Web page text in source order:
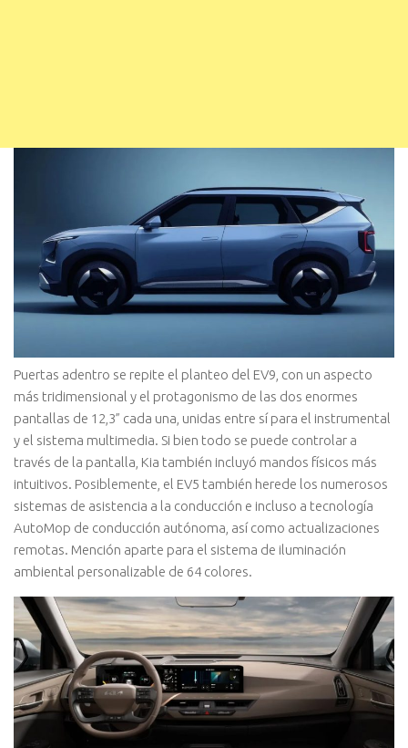
Puertas adentro se repite el planteo del EV9, con un aspecto
más tridimensional y el protagonismo de las dos enormes
pantallas de 12,3” cada una, unidas entre sí para el instrumental
y el sistema multimedia. Si bien todo se puede controlar a
través de la pantalla, Kia también incluyó mandos físicos más
intuitivos. Posiblemente, el EV5 también herede los numerosos
sistemas de asistencia a la conducción e incluso a tecnología
AutoMop de conducción autónoma, así como actualizaciones
remotas. Mención aparte para el sistema de iluminación
ambiental personalizable de 64 colores.